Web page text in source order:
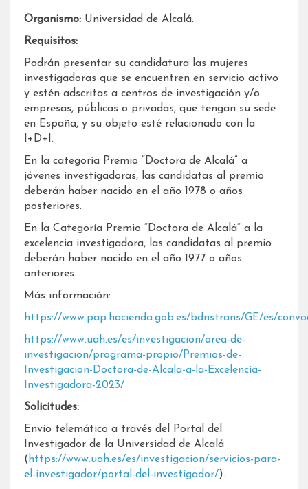
Organismo: Universidad de Alcalá.
Requisitos:
Podrán presentar su candidatura las mujeres
investigadoras que se encuentren en servicio activo
y estén adscritas a centros de investigación y/o
empresas, públicas o privadas, que tengan su sede
en España, y su objeto esté relacionado con la
I+D+I.
En la categoría Premio “Doctora de Alcalá” a
jóvenes investigadoras, las candidatas al premio
deberán haber nacido en el año 1978 o años
posteriores.
En la Categoría Premio “Doctora de Alcalá” a la
excelencia investigadora, las candidatas al premio
deberán haber nacido en el año 1977 o años
anteriores.
Más información:
https://www.pap.hacienda.gob.es/bdnstrans/GE/es/
https://www.uah.es/es/investigacion/area-de-
investigacion/programa-propio/Premios-de-
Investigacion-Doctora-de-Alcala-a-la-Excelencia-
Investigadora-2023/
Solicitudes:
Envío telemático a través del Portal del
Investigador de la Universidad de Alcalá
( https://www.uah.es/es/investigacion/servicios-para-
el-investigador/portal-del-investigador/).